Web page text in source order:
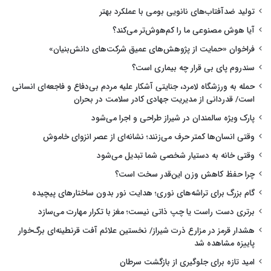
تولید ضدآفتاب‌های نانویی بومی با عملکرد بهتر
آیا هوش مصنوعی ما را کم‌هوش‌تر می‌کند؟
فراخوان «حمایت از پژوهش‌های عمیق شرکت‌های دانش‌بنیان»
سندروم پای بی قرار چه بیماری است؟
حمله به ورزشگاه لامرد، جنایتی آشکار علیه مردم بی‌دفاع و فاجعه‌ای انسانی
است/ قدردانی از مدیریت جهادی کادر سلامت در بحران
پارک ویژه سالمندان در شیراز طراحی و اجرا می‌شود
وقتی انسان‌ها کمتر حرف می‌زنند؛ نشانه‌ای از عصر انزوای خاموش
وقتی خانه به دستیار شخصی شما تبدیل می‌شود
چرا حفظ کاهش وزن این‌قدر سخت است؟
گام بزرگ برای تراشه‌های نوری؛ هدایت نور بدون ساختارهای پیچیده
برتری دست راست یا چپ ذاتی نیست؛ مغز با تکرار مهارت می‌سازد
هشدار قرمز در مزارع ذرت شیراز/ نخستین علائم آفت قرنطینه‌ای برگ‌خوار
پاییزه مشاهده شد
امید تازه برای جلوگیری از بازگشت سرطان